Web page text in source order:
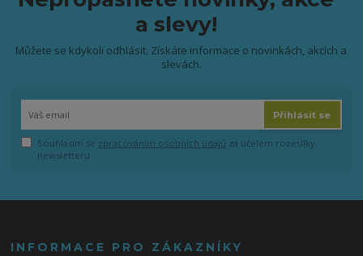
a slevy!
Můžete se kdykoli odhlásit. Získáte informace o novinkách, akcích a
slevách.
Přihlásit se
Souhlasím se zpracováním osobních údajů za účelem rozesílky
newsletteru.
INFORMACE PRO ZÁKAZNÍKY